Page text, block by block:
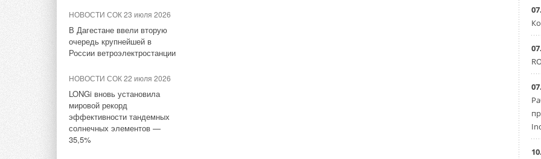
НОВОСТИ СОК 23 июля 2026
В Дагестане ввели вторую
очередь крупнейшей в
России ветроэлектростанции
НОВОСТИ СОК 22 июля 2026
LONGi вновь установила
мировой рекорд
эффективности тандемных
солнечных элементов —
35,5%
Мойте воздух перед
дыханием
Тэги: Бренд Electrolux
Комментарии
Mitsubishi расширяет
направление систем
охлаждения для ЦОД
Комментарии
В этой теме еще нет комментариев